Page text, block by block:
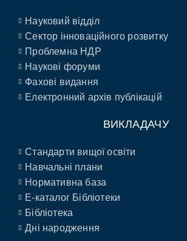
Науковий відділ
Сектор інноваційного розвитку
Проблемна НДР
Наукові форуми
Фахові видання
Електронний архів публікацій
ВИКЛАДАЧУ
Стандарти вищої освіти
Навчальні плани
Нормативна база
E-каталог Бібліотеки
Бібліотека
Дні народження